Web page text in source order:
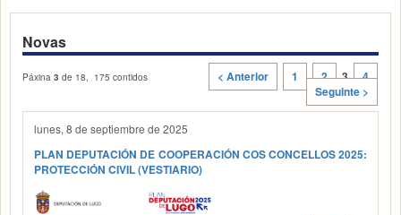
Novas
Páxina3 de 18, 175 contidos < Anterior 1 2 3
4
Seguinte >
lunes, 8 de septiembre de 2025
PLAN DEPUTACIÓN DE COOPERACIÓN COS CONCELLOS 2025:
PROTECCIÓN CIVIL (VESTIARIO)